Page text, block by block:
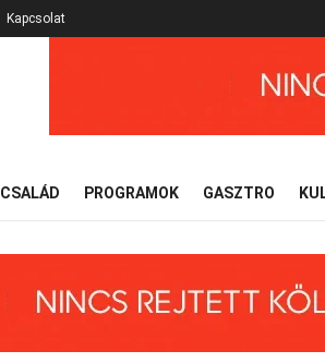
Kapcsolat
CSALÁD PROGRAMOK GASZTRO